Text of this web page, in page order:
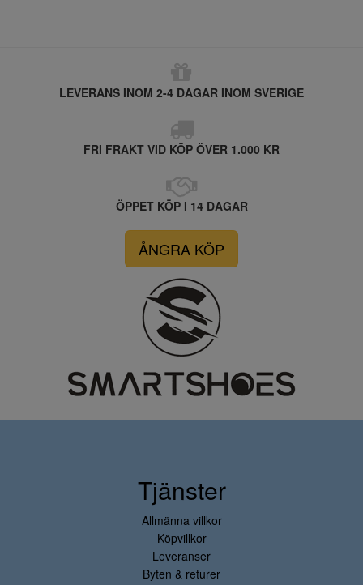
LEVERANS INOM 2-4 DAGAR INOM SVERIGE
FRI FRAKT VID KÖP ÖVER 1.000 KR
ÖPPET KÖP I 14 DAGAR
ÅNGRA KÖP
Tjänster
Allmänna villkor
Köpvillkor
Leveranser
Byten & returer